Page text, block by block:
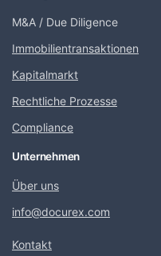
M&A / Due Diligence
Immobilientransaktionen
Kapitalmarkt
Rechtliche Prozesse
Compliance
Unternehmen
Über uns
info@docurex.com
Kontakt